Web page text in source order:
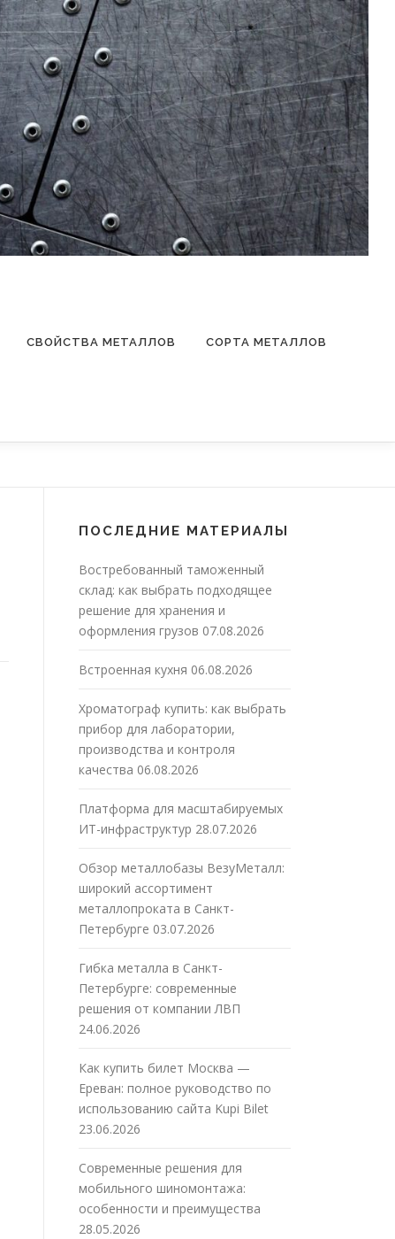
СВОЙСТВА МЕТАЛЛОВ СОРТА МЕТАЛЛОВ
ПОСЛЕДНИЕ МАТЕРИАЛЫ
Востребованный таможенный
склад: как выбрать подходящее
решение для хранения и
оформления грузов 07.08.2026
Встроенная кухня 06.08.2026
Хроматограф купить: как выбрать
прибор для лаборатории,
производства и контроля
качества 06.08.2026
Платформа для масштабируемых
ИТ-инфраструктур 28.07.2026
Обзор металлобазы ВезуМеталл:
широкий ассортимент
металлопроката в Санкт-
Петербурге 03.07.2026
Гибка металла в Санкт-
Петербурге: современные
решения от компании ЛВП
24.06.2026
Как купить билет Москва —
Ереван: полное руководство по
использованию сайта Kupi Bilet
23.06.2026
Современные решения для
мобильного шиномонтажа:
особенности и преимущества
28.05.2026